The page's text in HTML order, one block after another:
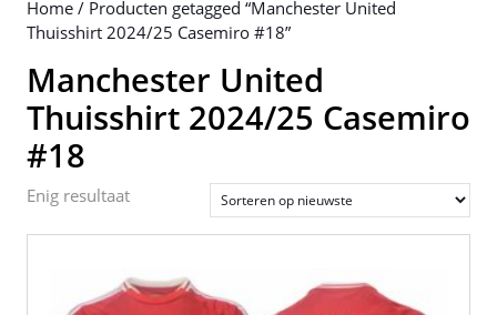
Home / Producten getagged “Manchester United
Thuisshirt 2024/25 Casemiro #18”
Manchester United
Thuisshirt 2024/25 Casemiro
#18
Enig resultaat